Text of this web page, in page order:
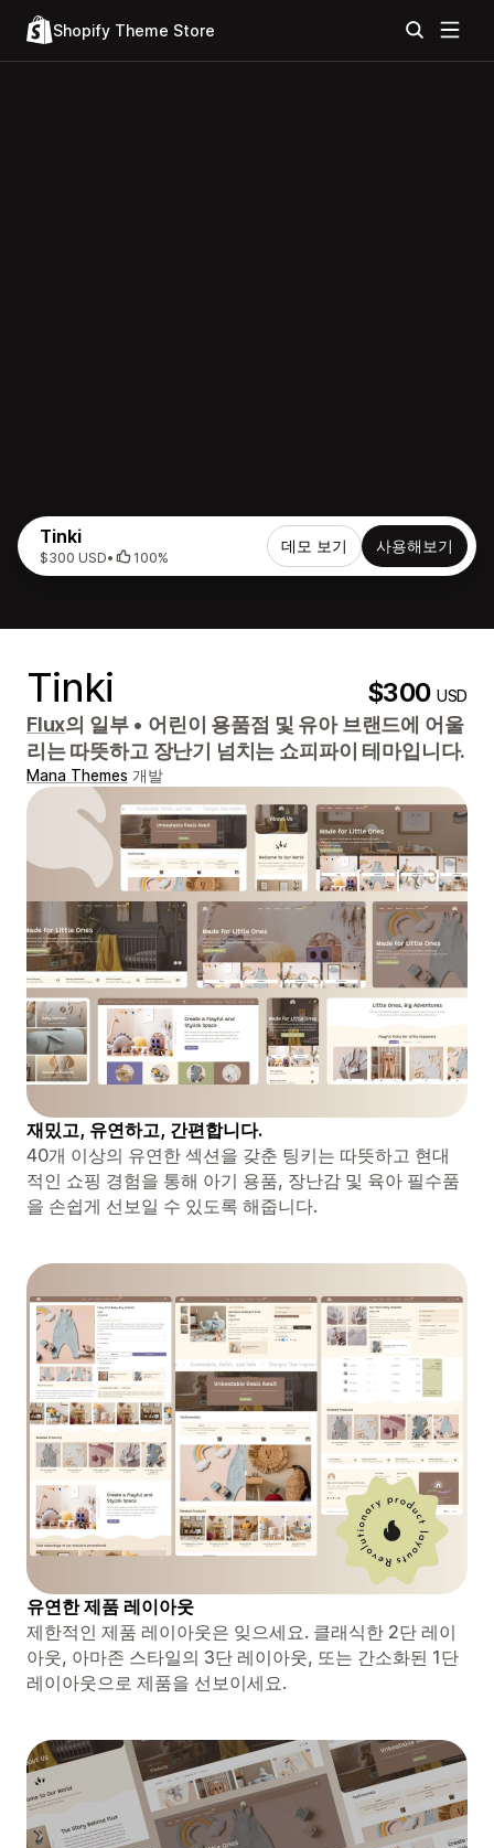
Shopify Theme Store
Tinki
$300 USD• 100%
데모 보기 사용해보기
Tinki $300USD
Flux의 일부 • 어린이 용품점 및 유아 브랜드에 어울
리는 따뜻하고 장난기 넘치는 쇼피파이 테마입니다.
Mana Themes 개발
재밌고, 유연하고, 간편합니다.
40개 이상의 유연한 섹션을 갖춘 팅키는 따뜻하고 현대
적인 쇼핑 경험을 통해 아기 용품, 장난감 및 육아 필수품
을 손쉽게 선보일 수 있도록 해줍니다.
유연한 제품 레이아웃
제한적인 제품 레이아웃은 잊으세요. 클래식한 2단 레이
아웃, 아마존 스타일의 3단 레이아웃, 또는 간소화된 1단
레이아웃으로 제품을 선보이세요.